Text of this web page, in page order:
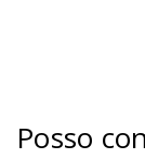
Posso